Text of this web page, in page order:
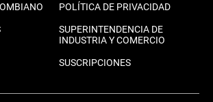
POLÍTICA DE PRIVACIDAD
SUPERINTENDENCIA DE
INDUSTRIA Y COMERCIO
SUSCRIPCIONES